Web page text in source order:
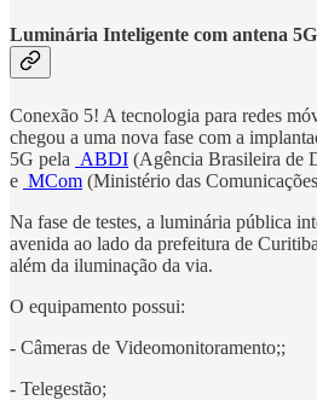
Luminária Inteligente com antena 5G
Conexão 5! A tecnologia para redes
chegou a uma nova fase com a
5G pela ABDI (Agência Brasileira de
e MCom (Ministério das
Na fase de testes, a luminária pública
avenida ao lado da prefeitura de
além da iluminação da via.
O equipamento possui:
- Câmeras de Videomonitoramento;;
- Telegestão;